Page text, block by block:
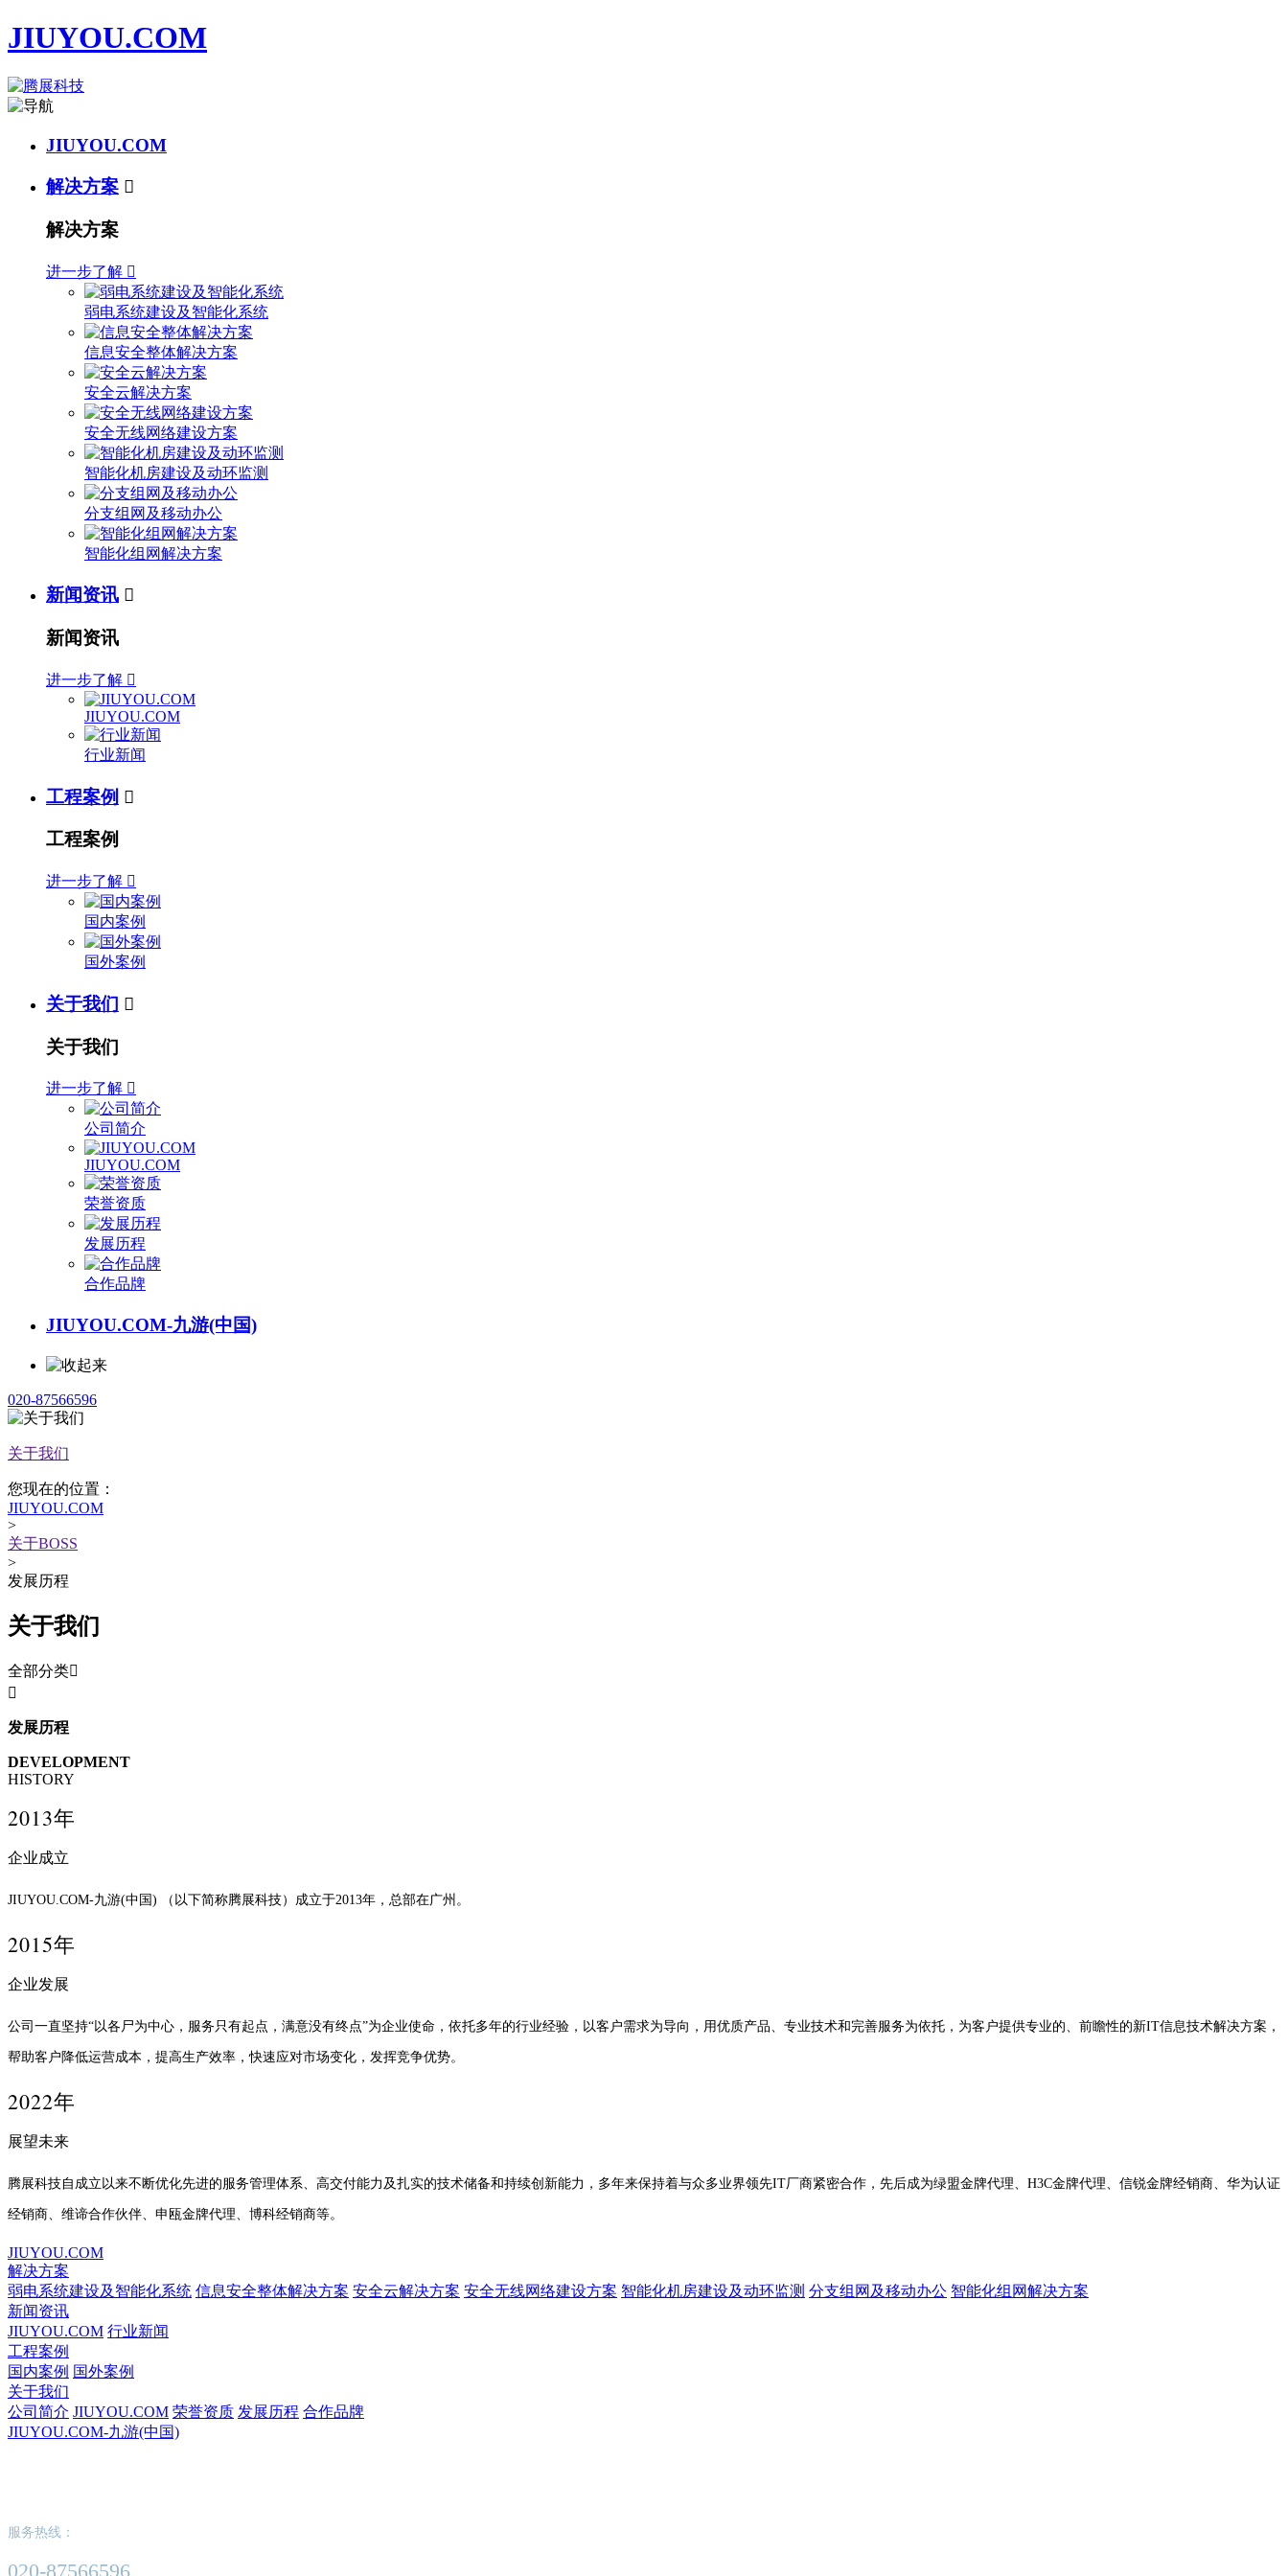
JIUYOU.COM
JIUYOU.COM
解决方案 
解决方案
进一步了解 
弱电系统建设及智能化系统
信息安全整体解决方案
安全云解决方案
安全无线网络建设方案
智能化机房建设及动环监测
分支组网及移动办公
智能化组网解决方案
新闻资讯 
新闻资讯
进一步了解 
JIUYOU.COM
行业新闻
工程案例 
工程案例
进一步了解 
国内案例
国外案例
关于我们 
关于我们
进一步了解 
公司简介
JIUYOU.COM
荣誉资质
发展历程
合作品牌
JIUYOU.COM-九游(中国)
020-87566596
关于我们
您现在的位置：
JIUYOU.COM
>
关于BOSS
>
发展历程
关于我们
全部分类

发展历程
DEVELOPMENT
HISTORY
2013年
企业成立
JIUYOU.COM-九游(中国) （以下简称腾展科技）成立于2013年，总部在广州。
2015年
企业发展
公司一直坚持“以各尸为中心，服务只有起点，满意没有终点”为企业使命，依托多年的行业经验，以客户需求为导向，用优质产品、专业技术和完善服务为依托，为客户提供专业的、前瞻性的新IT信息技术解决方案，
帮助客户降低运营成本，提高生产效率，快速应对市场变化，发挥竞争优势。
2022年
展望未来
腾展科技自成立以来不断优化先进的服务管理体系、高交付能力及扎实的技术储备和持续创新能力，多年来保持着与众多业界领先IT厂商紧密合作，先后成为绿盟金牌代理、H3C金牌代理、信锐金牌经销商、华为认证
经销商、维谛合作伙伴、申瓯金牌代理、博科经销商等。
JIUYOU.COM
解决方案
弱电系统建设及智能化系统 信息安全整体解决方案 安全云解决方案 安全无线网络建设方案 智能化机房建设及动环监测 分支组网及移动办公 智能化组网解决方案
新闻资讯
JIUYOU.COM 行业新闻
工程案例
国内案例 国外案例
关于我们
公司简介 JIUYOU.COM 荣誉资质 发展历程 合作品牌
JIUYOU.COM-九游(中国)
服务热线：
020-87566596